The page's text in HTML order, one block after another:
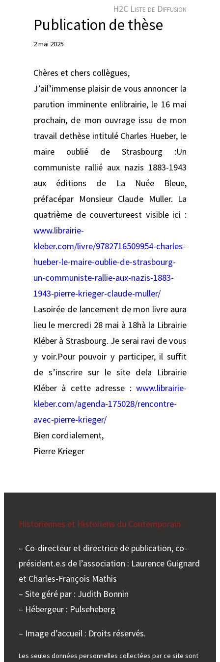
H2C Liste de Diffusion
Publication de thèse
2 mai 2025
Chères et chers collègues,
J’ail’immense plaisir de vous annoncer la
parution imminente enlibrairie, le 16 mai
prochain, de mon ouvrage issu de mon
travail dethèse intitulé Charles Hueber, le
maire oublié de Strasbourg :Un
communiste rallié aux nazis 1883-1943
aux éditions de La Nuée Bleue,
préfacépar Monsieur Claude Muller. La
quatrième de couvertureest visible ici :
www.librairie-
kleber.com/livre/9782716509954-charles-
hueber-le-maire-oublie-de-strasbourg-
un-communiste-rallie-aux-nazis-1883-
1943-pierre-krieger-claude-muller/
Lasoirée de lancement de mon livre aura
lieu le mercredi 28 mai à 18hà la Librairie
Kléber à Strasbourg. Je serai ravi de vous
y voir.Pour pouvoir y participer, il suffit
de s’inscrire sur le site dela Librairie
Kléber à cette adresse : www.librairie-
kleber.com/agenda-175028/rencontre-
avec-pierre-krieger/
Bien cordialement,
Pierre Krieger
Historiennes et Historiens du Contemporain
– Co-directeur et directrice de publication, co-
président.e.s de l’association : Laurence Guignard
et Charles-François Mathis
– Site géré par : Judith Bonnin
– Hébergeur : Pulseheberg
– Image d’accueil : Droits réservés.
Les seules données personnelles collectées par ce site sont